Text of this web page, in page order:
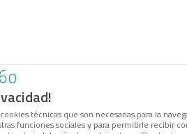
técnicas que son necesarias para la
funciones sociales y para permitirle recibir